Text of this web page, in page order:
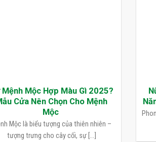
Mệnh Mộc Hợp Màu Gì 2025?
Cửa Nên Chọn Cho Mệnh
Mộc
Mộc là biểu tượng của thiên nhiên –
tượng trưng cho cây cối, sự [...]